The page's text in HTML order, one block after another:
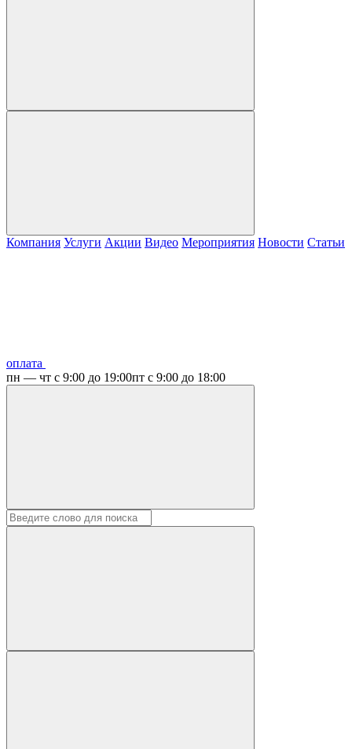
Компания Услуги Акции Видео Мероприятия Новости Статьи
оплата
пн — чт с 9:00 до 19:00пт с 9:00 до 18:00